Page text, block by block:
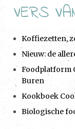
n
VERS
Koffiezetten,
Nieuw: de
Foodplatform
Buren
Kookboek
Biologische